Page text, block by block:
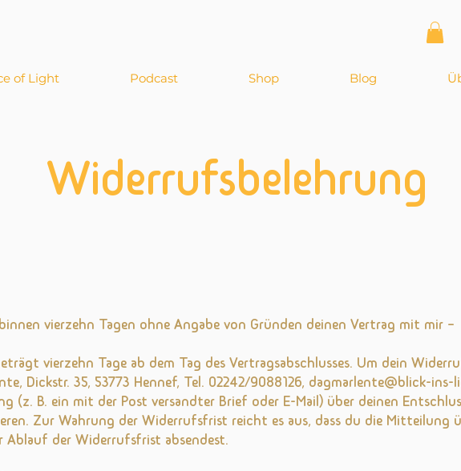
of Light Podcast Shop Blog
Widerrufsbelehrung
vierzehn Tagen ohne Angabe von Gründen deinen Vertrag mit mir
vierzehn Tage ab dem Tag des Vertragsabschlusses. Um dein
Dickstr. 35, 53773 Hennef, Tel. 02242/9088126, dagmarlente@blick-
(z. B. ein mit der Post versandter Brief oder E-Mail) über deinen
Zur Wahrung der Widerrufsfrist reicht es aus, dass du die Mitteilung
Ablauf der Widerrufsfrist absendest.